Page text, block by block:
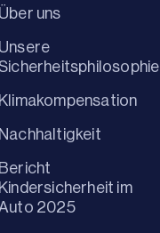
Über uns
Unsere
Klimakompensation
Nachhaltigkeit
Bericht
Kindersicherheit im
2025